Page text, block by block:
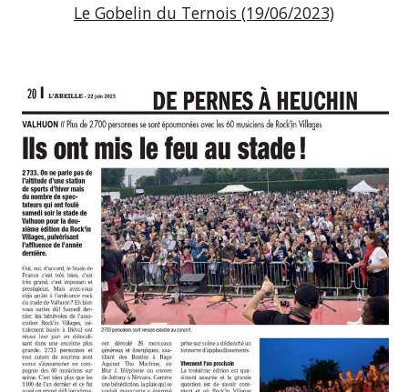
Le Gobelin du Ternois (19/06/2023)